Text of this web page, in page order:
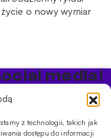
z technologii, takich jak
dostępu do informacji
o nowy wymiar
media!
w sklepie